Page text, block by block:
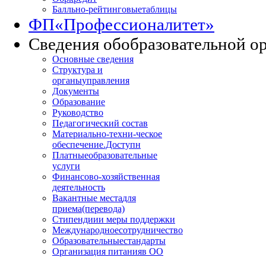
Балльно-рейтинговыетаблицы
ФП«Профессионалитет»
Сведения обобразовательной
Основные сведения
Структура и
органыуправления
Документы
Образование
Руководство
Педагогический состав
Материально-техни-ческое
обеспечение.Доступн
Платныеобразовательные
услуги
Финансово-хозяйственная
деятельность
Вакантные местадля
приема(перевода)
Стипендиии меры поддержки
Международноесотрудничество
Образовательныестандарты
Организация питанияв ОО